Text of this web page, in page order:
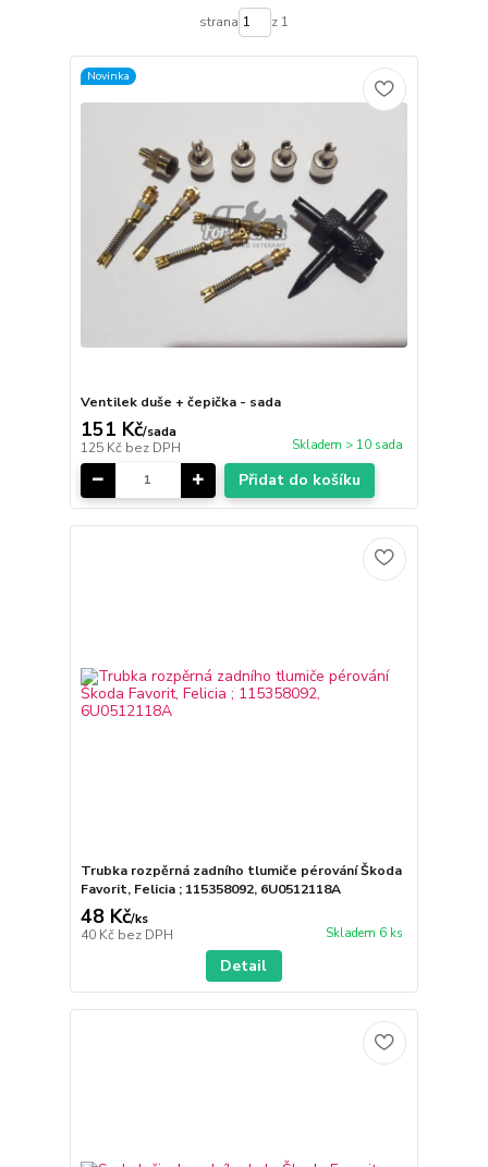
strana z 1
Novinka
Ventilek duše + čepička - sada
151 Kč/sada
125 Kč bez DPH Skladem > 10 sada
Přidat do košíku
Trubka rozpěrná zadního tlumiče pérování Škoda
Favorit, Felicia ; 115358092, 6U0512118A
48 Kč/ks
40 Kč bez DPH Skladem 6 ks
Detail